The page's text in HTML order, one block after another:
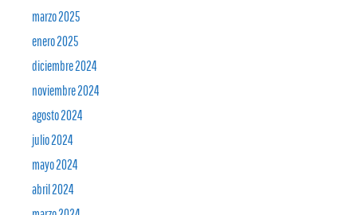
marzo 2025
enero 2025
diciembre 2024
noviembre 2024
agosto 2024
julio 2024
mayo 2024
abril 2024